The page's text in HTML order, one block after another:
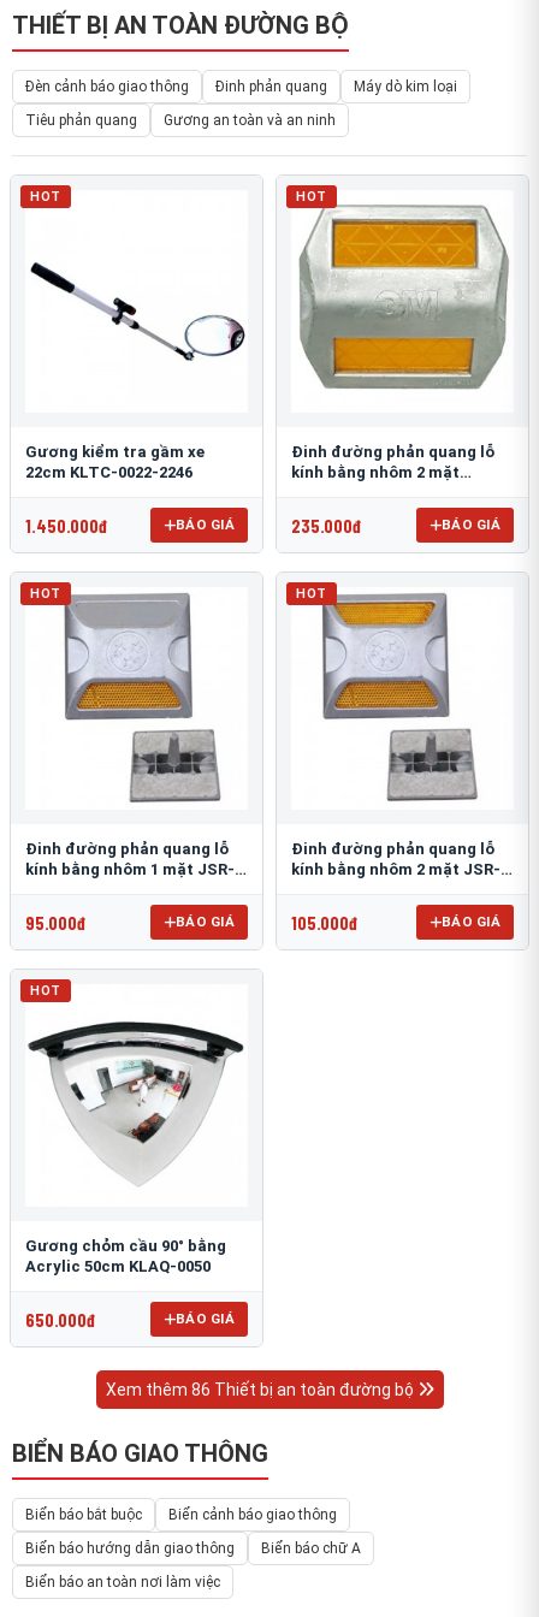
THIẾT BỊ AN TOÀN ĐƯỜNG BỘ
Đèn cảnh báo giao thông Đinh phản quang
Máy dò kim loại
Tiêu phản quang
Gương an toàn và an ninh
HOT
Gương kiểm tra gầm xe
22cm KLTC-0022-2246
1.450.000đ BÁO GIÁ
HOT
Đinh đường phản quang lỗ
kính bằng nhôm 2 mặt
235.000đ BÁO GIÁ
HOT
Đinh đường phản quang lỗ
kính bằng nhôm 1 mặt JSR-
95.000đ BÁO GIÁ
HOT
Đinh đường phản quang lỗ
kính bằng nhôm 2 mặt JSR-
105.000đ BÁO GIÁ
HOT
Gương chỏm cầu 90° bằng
Acrylic 50cm KLAQ-0050
650.000đ BÁO GIÁ
Xem thêm 86 Thiết bị an toàn đường bộ
BIỂN BÁO GIAO THÔNG
Biển báo bắt buộc
Biển cảnh báo giao thông
Biển báo hướng dẫn giao thông
Biển báo chữ A
Biển báo an toàn nơi làm việc